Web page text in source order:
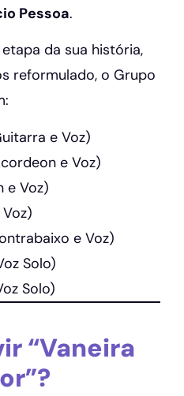
Pessoa.
da sua história,
reformulado, o Grupo
e Voz)
e Voz)
e Voz)
e Voz)
Solo)
Solo)
“Vaneira